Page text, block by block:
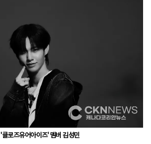
'클로즈유어아이즈' 멤버 김성민